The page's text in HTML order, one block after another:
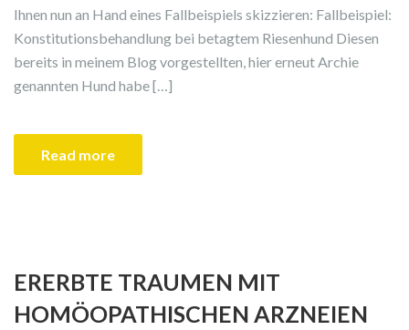
Ihnen nun an Hand eines Fallbeispiels skizzieren: Fallbeispiel:
Konstitutionsbehandlung bei betagtem Riesenhund Diesen
bereits in meinem Blog vorgestellten, hier erneut Archie
genannten Hund habe […]
Read more
ERERBTE TRAUMEN MIT
HOMÖOPATHISCHEN ARZNEIEN